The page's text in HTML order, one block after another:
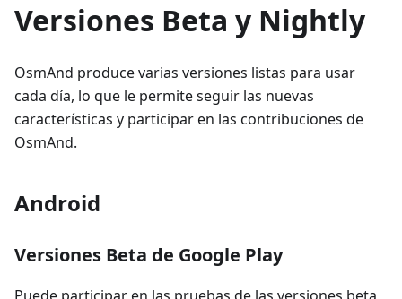
Versiones Beta y Nightly
OsmAnd produce varias versiones listas para usar
cada día, lo que le permite seguir las nuevas
características y participar en las contribuciones de
OsmAnd.
Android
Versiones Beta de Google Play